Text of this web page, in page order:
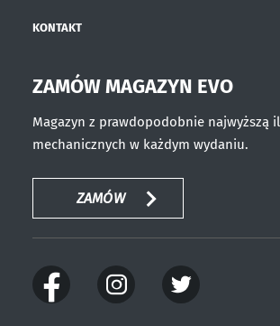
KONTAKT
ZAMÓW MAGAZYN EVO
Magazyn z prawdopodobnie najwyższą
mechanicznych w każdym wydaniu.
ZAMÓW